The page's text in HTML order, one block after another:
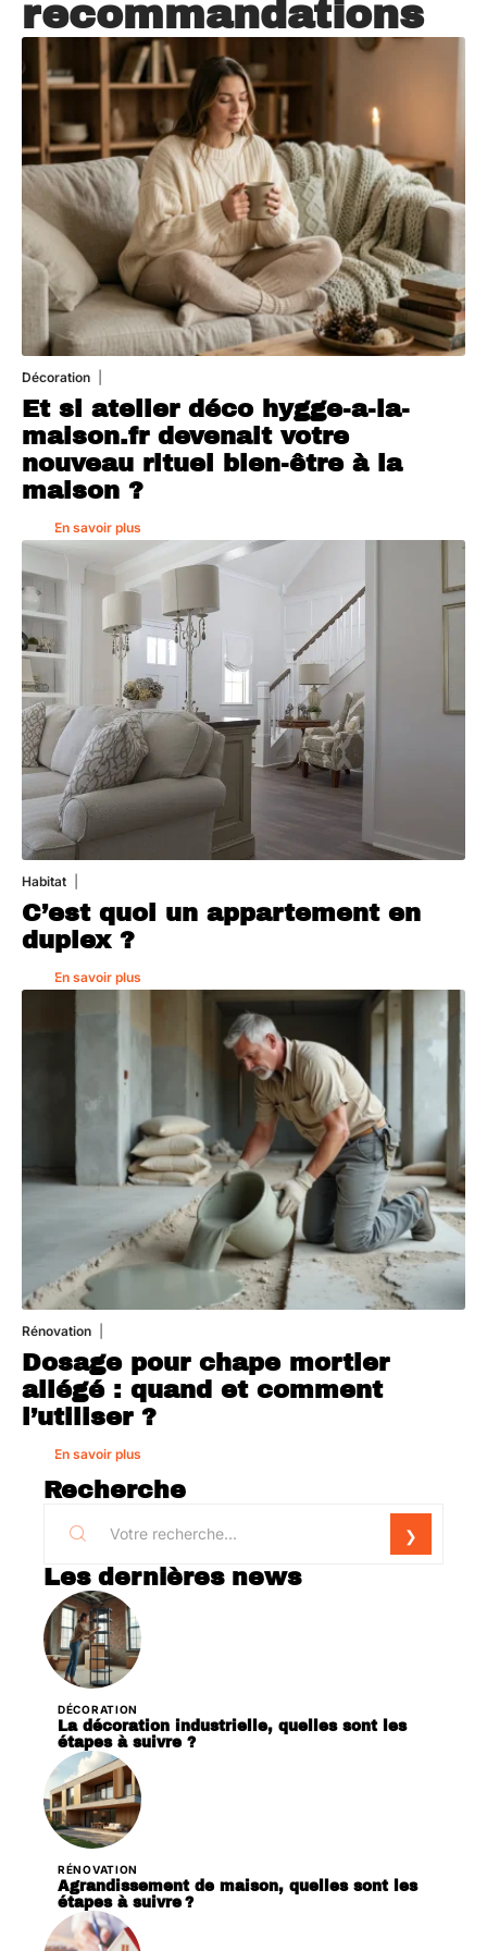
recommandations
Décoration
Et si atelier déco hygge-a-la-
maison.fr devenait votre
nouveau rituel bien-être à la
maison ?
En savoir plus
Habitat
C’est quoi un appartement en
duplex ?
En savoir plus
Rénovation
Dosage pour chape mortier
allégé : quand et comment
l’utiliser ?
En savoir plus
Recherche
Les dernières news
DÉCORATION
La décoration industrielle, quelles sont les
étapes à suivre ?
RÉNOVATION
Agrandissement de maison, quelles sont les
étapes à suivre ?